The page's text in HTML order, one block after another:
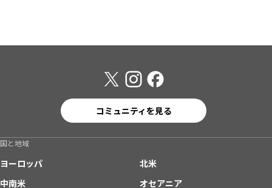
コミュニティを見る
国と地域
ヨーロッパ
北米
中南米
オセアニア